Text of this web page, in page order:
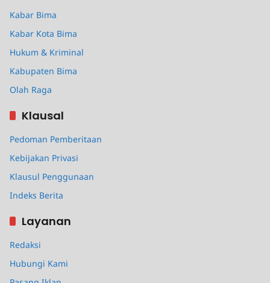
Kabar Bima
Kabar Kota Bima
Hukum & Kriminal
Kabupaten Bima
Olah Raga
Klausal
Pedoman Pemberitaan
Kebijakan Privasi
Klausul Penggunaan
Indeks Berita
Layanan
Redaksi
Hubungi Kami